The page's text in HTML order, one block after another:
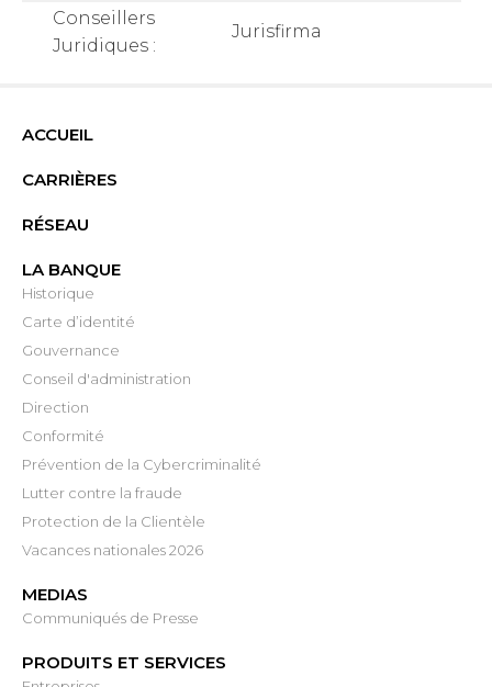
Conseillers
Juridiques :
Jurisfirma
ACCUEIL
CARRIÈRES
RÉSEAU
LA BANQUE
Historique
Carte d’identité
Gouvernance
Conseil d'administration
Direction
Conformité
Prévention de la Cybercriminalité
Lutter contre la fraude
Protection de la Clientèle
Vacances nationales 2026
MEDIAS
Communiqués de Presse
PRODUITS ET SERVICES